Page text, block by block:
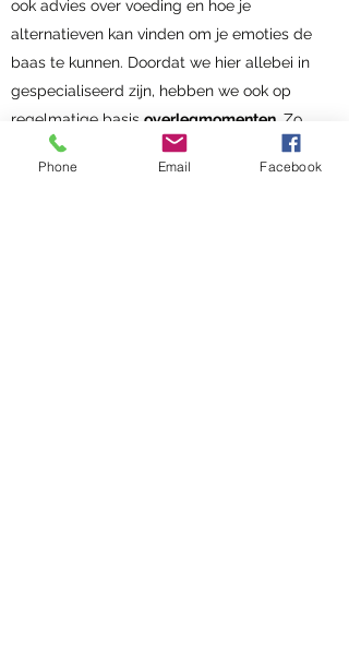
ook advies over voeding en hoe je
alternatieven kan vinden om je emoties de
baas te kunnen. Doordat we hier allebei in
gespecialiseerd zijn, hebben we ook op
regelmatige basis overlegmomenten . Zo
zijn we zeker dat we je op de best
mogelijke manier kunnen verder helpen.
Phone Email Facebook